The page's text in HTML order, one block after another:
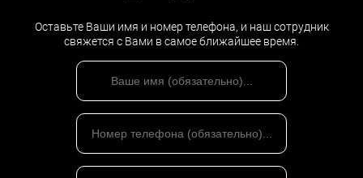
Оставьте Ваши имя и номер телефона, и наш сотрудник
свяжется с Вами в самое ближайшее время.